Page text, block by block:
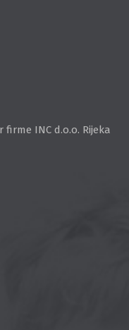
INC d.o.o. Rijeka